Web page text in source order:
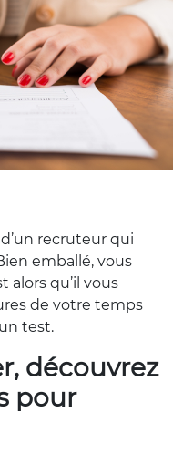
recruteur qui
emballé, vous
alors qu’il vous
de votre temps
test.
découvrez
pour